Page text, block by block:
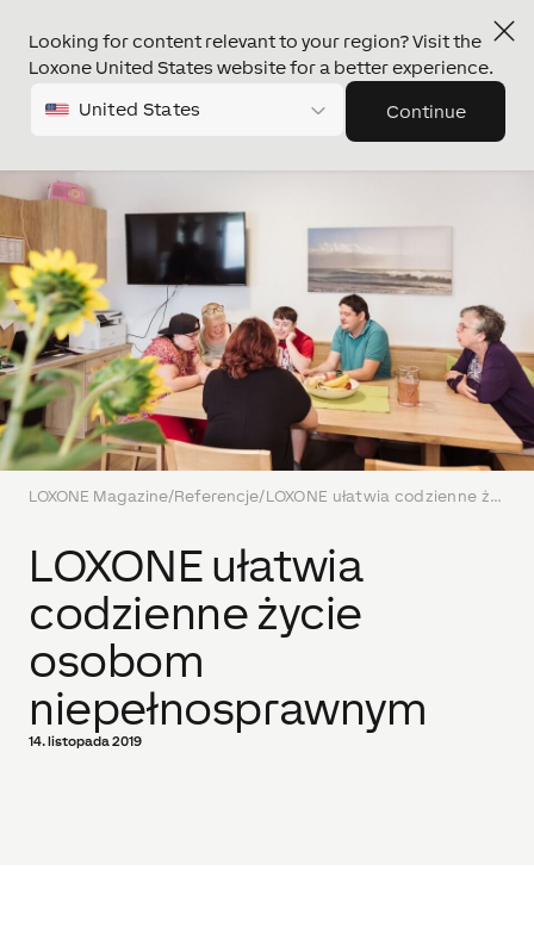
Looking for content relevant to your region? Visit the
Loxone United States website for a better experience.
United States Continue
LOXONE Magazine/Referencje/ LOXONE ułatwia codzienne życie osobom niepełnosprawnym
LOXONE ułatwia
codzienne życie
osobom
niepełnosprawnym
14. listopada 2019